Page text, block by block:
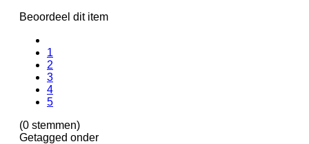
Beoordeel dit item
1
2
3
4
5
(0 stemmen)
Getagged onder